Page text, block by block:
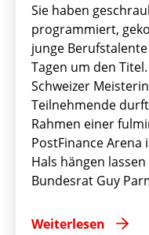
Sie haben
programmiert,
junge
Tagen um den
Schweizer
Teilnehmende
Rahmen einer
PostFinance Arena
Hals hängen
Bundesrat Guy
Weiterlesen